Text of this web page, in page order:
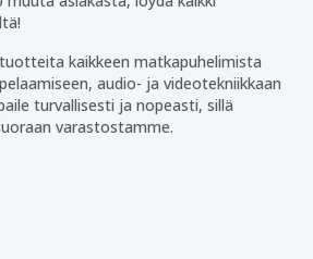
kaikkeen matkapuhelimista
audio- ja videotekniikkaan
turvallisesti ja nopeasti, sillä
varastostamme.